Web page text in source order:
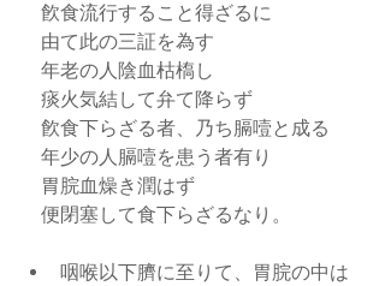
    飮食流行すること得ざるに
    由て此の三証を為す
    年老の人陰血枯槗し
    痰火気結して弁て降らず
    飮食下らざる者、乃ち膈噎と成る
    年少の人膈噎を患う者有り
    胃脘血燥き潤はず
    便閉塞して食下らざるなり。
咽喉以下臍に至りて、胃脘の中は